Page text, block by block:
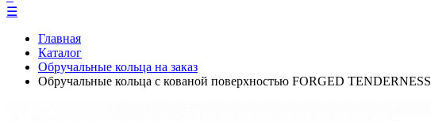
☰
Главная
Каталог
Обручальные кольца на заказ
Обручальные кольца с кованой поверхностью FORGED TENDERNESS